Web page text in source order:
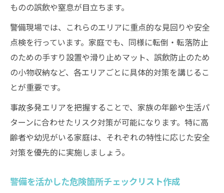
ものの誤飲や窒息が目立ちます。
警備現場では、これらのエリアに重点的な見回りや安全
点検を行っています。家庭でも、同様に転倒・転落防止
のための手すり設置や滑り止めマット、誤飲防止のため
の小物収納など、各エリアごとに具体的対策を講じるこ
とが重要です。
事故多発エリアを把握することで、家族の年齢や生活パ
ターンに合わせたリスク対策が可能になります。特に高
齢者や幼児がいる家庭は、それぞれの特性に応じた安全
対策を優先的に実施しましょう。
警備を活かした危険箇所チェックリスト作成